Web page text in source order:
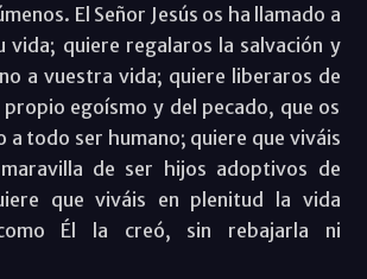
El Señor Jesús os ha llamado a
vida; quiere regalaros la salvación y
a vuestra vida; quiere liberaros de
propio egoísmo y del pecado, que os
a todo ser humano; quiere que viváis
de ser hijos adoptivos de
que viváis en plenitud la vida
Él la creó, sin rebajarla ni